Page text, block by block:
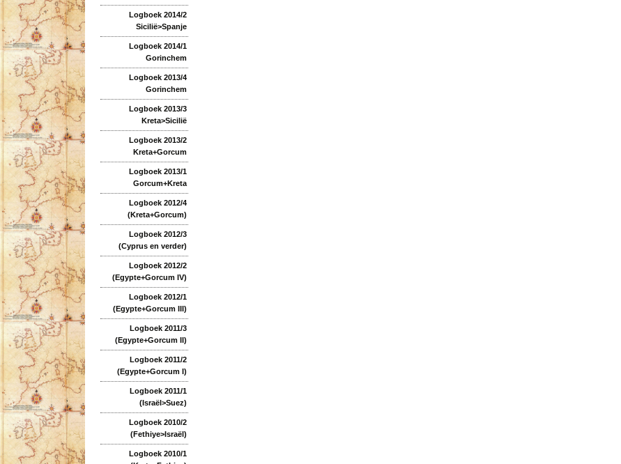
Logboek 2014/2
Sicilië>Spanje
Logboek 2014/1
Gorinchem
Logboek 2013/4
Gorinchem
Logboek 2013/3
Kreta>Sicilië
Logboek 2013/2
Kreta+Gorcum
Logboek 2013/1
Gorcum+Kreta
Logboek 2012/4
(Kreta+Gorcum)
Logboek 2012/3
(Cyprus en verder)
Logboek 2012/2
(Egypte+Gorcum IV)
Logboek 2012/1
(Egypte+Gorcum III)
Logboek 2011/3
(Egypte+Gorcum II)
Logboek 2011/2
(Egypte+Gorcum I)
Logboek 2011/1
(Israël>Suez)
Logboek 2010/2
(Fethiye>Israël)
Logboek 2010/1